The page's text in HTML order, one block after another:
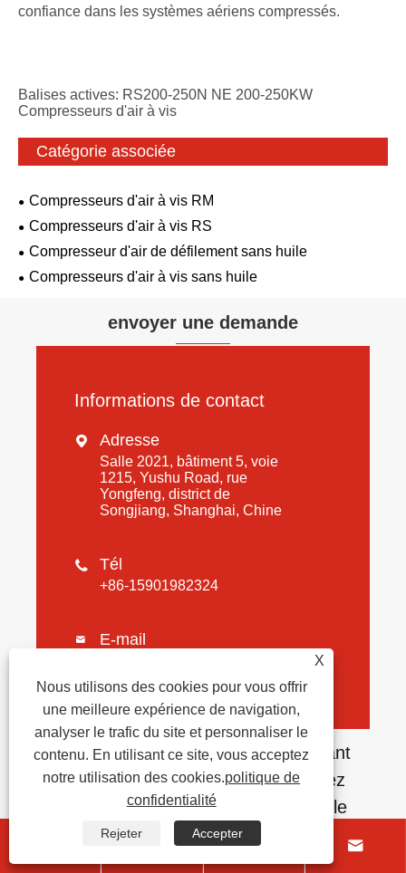
confiance dans les systèmes aériens compressés.
Balises actives: RS200-250N NE 200-250KW
Compresseurs d'air à vis
Catégorie associée
Compresseurs d'air à vis RM
Compresseurs d'air à vis RS
Compresseur d'air de défilement sans huile
Compresseurs d'air à vis sans huile
envoyer une demande
Informations de contact
 Adresse
Salle 2021, bâtiment 5, voie
1215, Yushu Road, rue
Yongfeng, district de
Songjiang, Shanghai, Chine
 Tél
+86-15901982324
 E-mail
Si vous avez des questions concernant
un devis ou une coopération, n'hésitez
pas à envoyer un e-mail ou à utiliser le
formulaire de demande suivant. Notre
représentant commercial vous
 
X
Nous utilisons des cookies pour vous offrir
une meilleure expérience de navigation,
analyser le trafic du site et personnaliser le
contenu. En utilisant ce site, vous acceptez
notre utilisation des cookies.politique de
confidentialité
Rejeter Accepter